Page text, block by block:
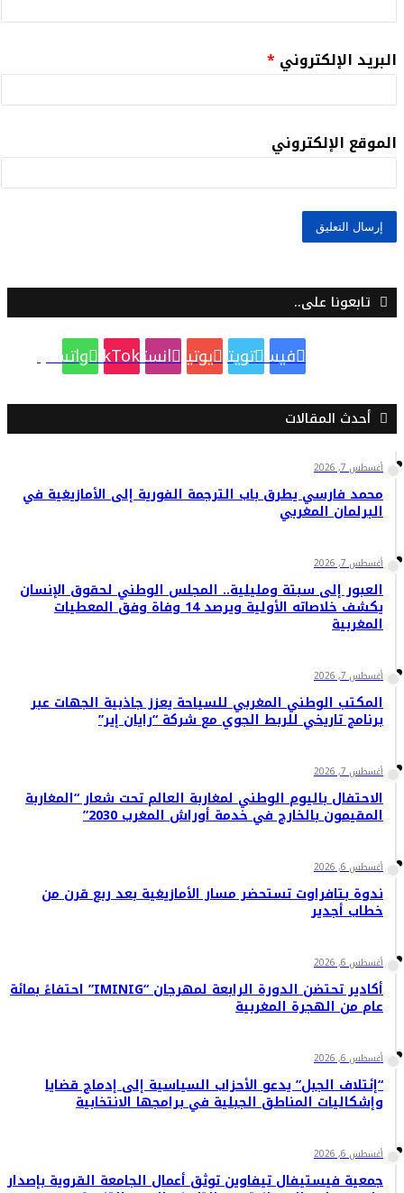
البريد الإلكتروني*
الموقع الإلكتروني
تابعونا على..
فيسبوكتويتر يوتيوبانستقرام
TikTokواتساب
أحدث المقالات
أغسطس 7, 2026
محمد فارسي يطرق باب الترجمة الفورية إلى الأمازيغية في
البرلمان المغربي
أغسطس 7, 2026
العبور إلى سبتة ومليلية.. المجلس الوطني لحقوق الإنسان
يكشف خلاصاته الأولية ويرصد 14 وفاة وفق المعطيات
المغربية
أغسطس 7, 2026
المكتب الوطني المغربي للسياحة يعزز جاذبية الجهات عبر
برنامج تاريخي للربط الجوي مع شركة “رايان إير”
أغسطس 7, 2026
الاحتفال باليوم الوطني لمغاربة العالم تحت شعار “المغاربة
المقيمون بالخارج في خدمة أوراش المغرب 2030”
أغسطس 6, 2026
ندوة بتافراوت تستحضر مسار الأمازيغية بعد ربع قرن من
خطاب أجدير
أغسطس 6, 2026
أكادير تحتضن الدورة الرابعة لمهرجان “IMINIG” احتفاءً بمائة
عام من الهجرة المغربية
أغسطس 6, 2026
“إئتلاف الجبل” يدعو الأحزاب السياسية إلى إدماج قضايا
وإشكاليات المناطق الجبلية في برامجها الانتخابية
أغسطس 6, 2026
جمعية فيستيفال تيفاوين توثق أعمال الجامعة القروية بإصدار